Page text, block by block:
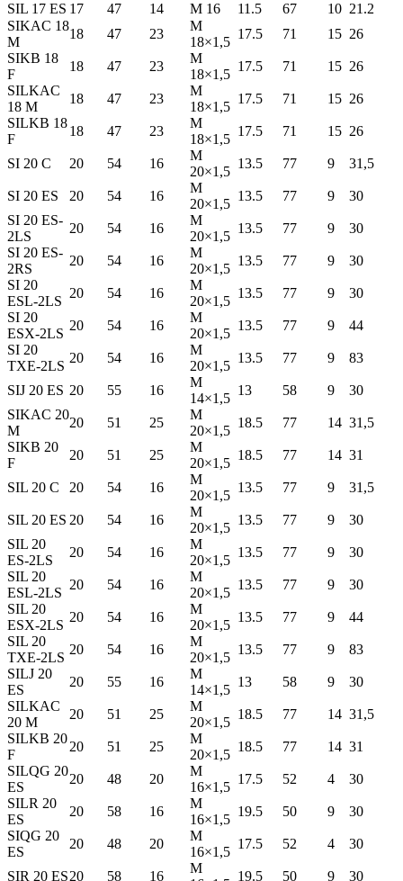
SIL 17 ES 17 47 14 M 16 11.5 67 10 21.2
SIKAC 18
M
18 47 23
M
18×1,5
17.5 71 15 26
SIKB 18
F
18 47 23
M
18×1,5
17.5 71 15 26
SILKAC
18 M
18 47 23
M
18×1,5
17.5 71 15 26
SILKB 18
F
18 47 23
M
18×1,5
17.5 71 15 26
SI 20 C 20 54 16
M
20×1,5
13.5 77 9 31,5
SI 20 ES 20 54 16
M
20×1,5
13.5 77 9
30
SI 20 ES-
2LS
20 54 16
M
20×1,5
13.5 77 9
30
SI 20 ES-
2RS
20 54 16
M
20×1,5
13.5 77 9
30
SI 20
ESL-2LS
20 54 16
M
20×1,5
13.5 77 9
30
SI 20
ESX-2LS
20 54 16
M
20×1,5
13.5 77 9
44
SI 20
TXE-2LS
20 54 16
M
20×1,5
13.5 77 9 83
SIJ 20 ES 20 55 16
M
14×1,5
13 58 9
30
SIKAC 20
M
20 51 25
M
20×1,5
18.5 77 14 31,5
SIKB 20
F
20 51 25
M
20×1,5
18.5 77 14 31
SIL 20 C 20 54 16
M
20×1,5
13.5 77 9 31,5
SIL 20 ES 20 54 16
M
20×1,5
13.5 77 9
30
SIL 20
ES-2LS
20 54 16
M
20×1,5
13.5 77 9
30
SIL 20
ESL-2LS
20 54 16
M
20×1,5
13.5 77 9
30
SIL 20
ESX-2LS
20 54 16
M
20×1,5
13.5 77 9
44
SIL 20
TXE-2LS
20 54 16
M
20×1,5
13.5 77 9
83
SILJ 20
ES
20 55 16
M
14×1,5
13 58 9
30
SILKAC
20 M
20 51 25
M
20×1,5
18.5 77 14 31,5
SILKB 20
F
20 51 25
M
20×1,5
18.5 77 14 31
SILQG 20
ES
20 48 20
M
16×1,5
17.5 52 4
30
SILR 20
ES
20 58 16
M
16×1,5
19.5 50 9
30
SIQG 20
ES
20 48 20
M
16×1,5
17.5 52 4 30
SIR 20 ES20 58 16
M
19.5 50 9
30